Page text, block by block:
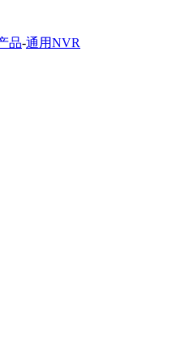
品-通用NVR